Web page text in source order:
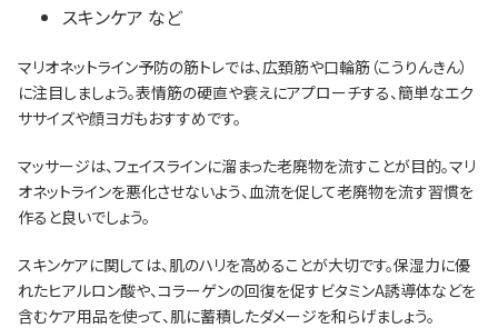
スキンケア など
マリオネットライン予防の筋トレでは、広頚筋や口輪筋（こうりんきん）
に注目しましょう。表情筋の硬直や衰えにアプローチする、簡単なエク
ササイズや顔ヨガもおすすめです。
マッサージは、フェイスラインに溜まった老廃物を流すことが目的。マリ
オネットラインを悪化させないよう、血流を促して老廃物を流す習慣を
作ると良いでしょう。
スキンケアに関しては、肌のハリを高めることが大切です。保湿力に優
れたヒアルロン酸や、コラーゲンの回復を促すビタミンA誘導体などを
含むケア用品を使って、肌に蓄積したダメージを和らげましょう。